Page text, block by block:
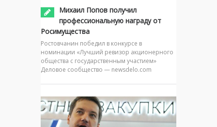
Михаил Попов получил
профессиональную награду от
Росимущества
Ростовчанин победил в конкурсе в
номинации «Лучший ревизор акционерного
общества с государственным участием»
Деловое сообщество — newsdelo.com